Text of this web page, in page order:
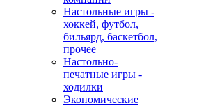
Настольные игры -
хоккей, футбол,
бильярд, баскетбол,
прочее
Настольно-
печатные игры -
ходилки
Экономические